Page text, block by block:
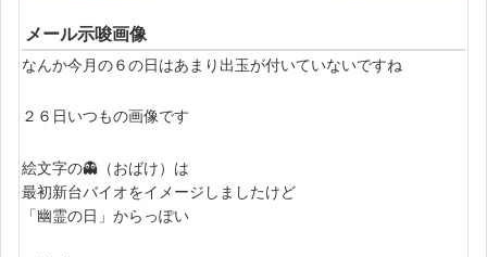
メール示唆画像
なんか今月の６の日はあまり出玉が付いていないですね
２６日いつもの画像です
絵文字の👻（おばけ）は
最初新台バイオをイメージしましたけど
「幽霊の日」からっぽい